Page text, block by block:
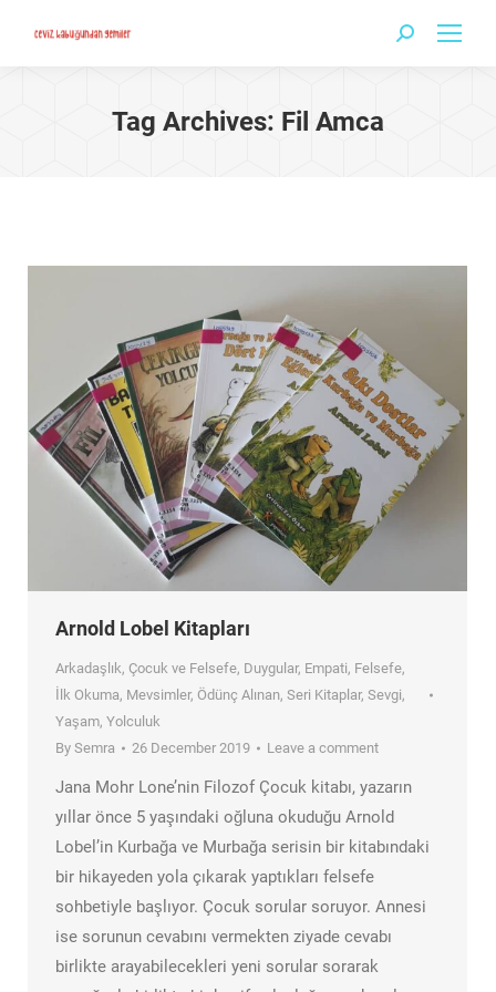
Search:
Tag Archives: Fil Amca
Arnold Lobel Kitapları
Arkadaşlık, Çocuk ve Felsefe, Duygular, Empati, Felsefe,
İlk Okuma, Mevsimler, Ödünç Alınan, Seri Kitaplar, Sevgi,
Yaşam, Yolculuk
By Semra 26 December 2019 Leave a comment
Jana Mohr Lone’nin Filozof Çocuk kitabı, yazarın
yıllar önce 5 yaşındaki oğluna okuduğu Arnold
Lobel’in Kurbağa ve Murbağa serisin bir kitabındaki
bir hikayeden yola çıkarak yaptıkları felsefe
sohbetiyle başlıyor. Çocuk sorular soruyor. Annesi
ise sorunun cevabını vermekten ziyade cevabı
birlikte arayabilecekleri yeni sorular sorarak